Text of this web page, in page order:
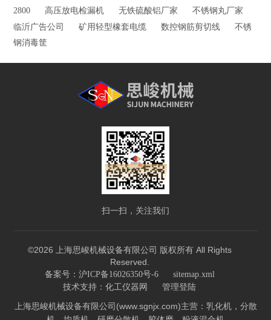
2800
高压放电检漏机 无铁硫酸铝厂家
不锈钢丸厂家
临沂广告公司
矿用轻型橡套电缆 数控钢筋剪切线
不锈
钢消毒筐
扫一扫，关注我们
©2026 上海思峻机械设备有限公司 版权所有 All Rights
Reserved.
备案号：沪ICP备16026350号-6 sitemap.xml
技术支持： 化工仪器网 管理登陆
上海思峻机械设备有限公司(www.sgnjx.com)主营：乳化机，分散